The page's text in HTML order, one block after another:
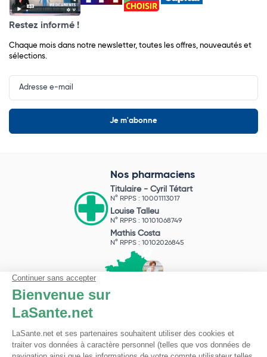
Restez informé !
Chaque mois dans notre newsletter, toutes les offres, nouveautés et
sélections.
Input
Newsletter
Nos pharmaciens
Titulaire - Cyril Tétart
N° RPPS : 10001113017
Louise Talleu
N° RPPS : 10101068749
Mathis Costa
N° RPPS : 10102026845
Pharmacie du Bizet
Licence ARS : 590009874
Licence Ordinale : 126921
49 boulevard Bizet